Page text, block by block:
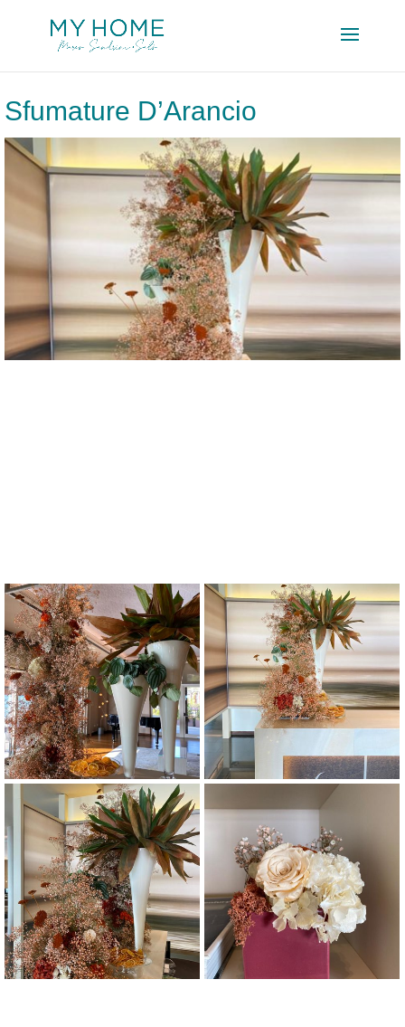
Sfumature D’Arancio